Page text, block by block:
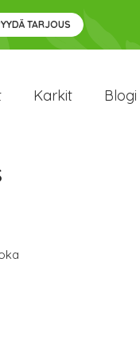
TARJOUS
Karkit Blogi